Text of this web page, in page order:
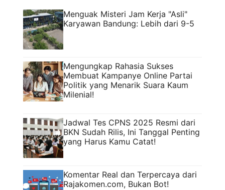
Menguak Misteri Jam Kerja "Asli"
Karyawan Bandung: Lebih dari 9-5
Mengungkap Rahasia Sukses
Membuat Kampanye Online Partai
Politik yang Menarik Suara Kaum
Milenial!
Jadwal Tes CPNS 2025 Resmi dari
BKN Sudah Rilis, Ini Tanggal Penting
yang Harus Kamu Catat!
Komentar Real dan Terpercaya dari
Rajakomen.com, Bukan Bot!